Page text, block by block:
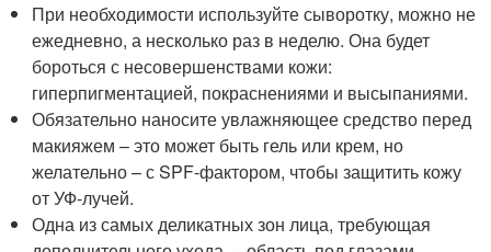
При необходимости используйте сыворотку, можно не
ежедневно, а несколько раз в неделю. Она будет
бороться с несовершенствами кожи:
гиперпигментацией, покраснениями и высыпаниями.
Обязательно наносите увлажняющее средство перед
макияжем – это может быть гель или крем, но
желательно – с SPF-фактором, чтобы защитить кожу
от УФ-лучей.
Одна из самых деликатных зон лица, требующая